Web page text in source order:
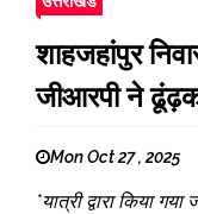
शाहजहांपुर
जीआरपी ने
Mon Oct 27 , 2025
*यात्री द्वारा किया